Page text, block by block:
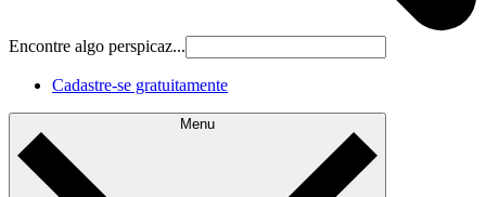
Encontre algo perspicaz...
Cadastre‐se gratuitamente
Menu